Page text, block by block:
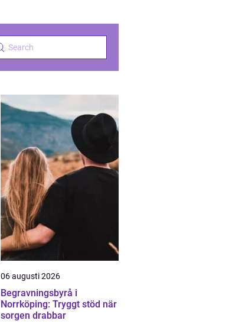
06 augusti 2026
Begravningsbyrå i
Norrköping: Tryggt stöd när
sorgen drabbar